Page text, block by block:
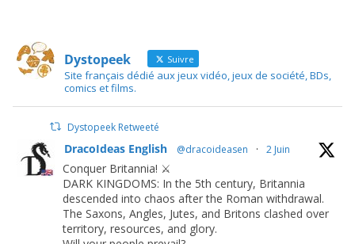
Dystopeek Suivre
Site français dédié aux jeux vidéo, jeux de société, BDs,
comics et films.
Dystopeek Retweeté
DracoIdeas English @dracoideasen · 2 Juin
Conquer Britannia! ⚔️
DARK KINGDOMS: In the 5th century, Britannia
descended into chaos after the Roman withdrawal.
The Saxons, Angles, Jutes, and Britons clashed over
territory, resources, and glory.